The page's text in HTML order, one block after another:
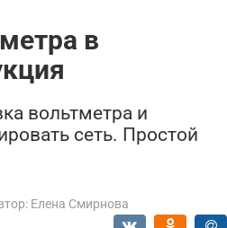
в
вольтметра и
сеть. Простой
Елена Смирнова